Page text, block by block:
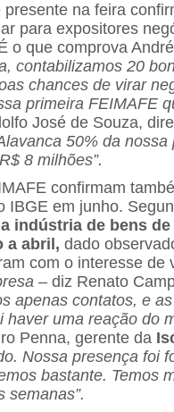
na feira
para expositores
o que comprova
contabilizamos 20
chances de virar
primeira FEIMAFE
José de Souza,
50% da
8 milhões”.
confirmam
IBGE em junho.
indústria de bens de
a abril, dado
com o interesse de
– diz Renato
apenas contatos, e
haver uma reação do
Penna, gerente da
Nossa presença foi
bastante. Temos
semanas”.